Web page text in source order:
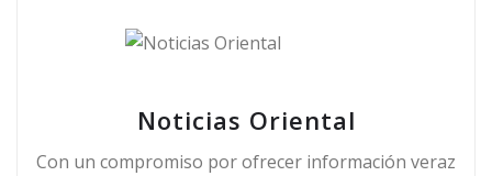
Noticias Oriental
Con un compromiso por ofrecer información veraz